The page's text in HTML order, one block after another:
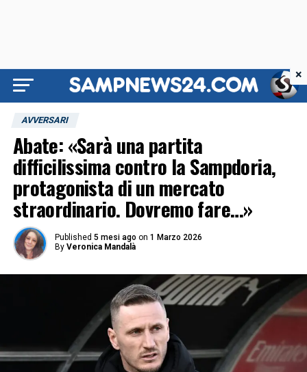
AVVERSARI
Abate: «Sarà una partita
difficilissima contro la Sampdoria,
protagonista di un mercato
straordinario. Dovremo fare…»
Published 5 mesi ago on 1 Marzo 2026
By Veronica Mandalà
×